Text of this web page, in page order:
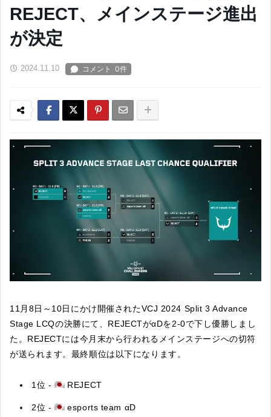
REJECT、メインステージ進出
が決定
2024.11.10
11月8日～10日にかけ開催されたVCJ 2024 Split 3 Advance
Stage LCQの決勝にて、REJECTがαDを2-0で下し優勝しまし
た。REJECTには今月末から行われるメインステージへの切符
が送られます。最終順位は以下になります。
1位 - REJECT
2位 - esports team αD